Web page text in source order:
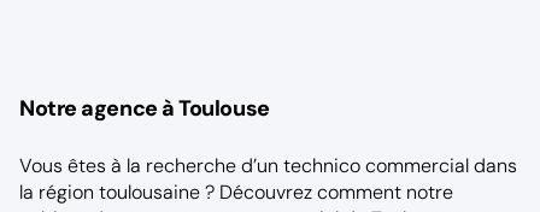
Notre agence à Toulouse
Vous êtes à la recherche d’un technico commercial dans
la région toulousaine ? Découvrez comment notre